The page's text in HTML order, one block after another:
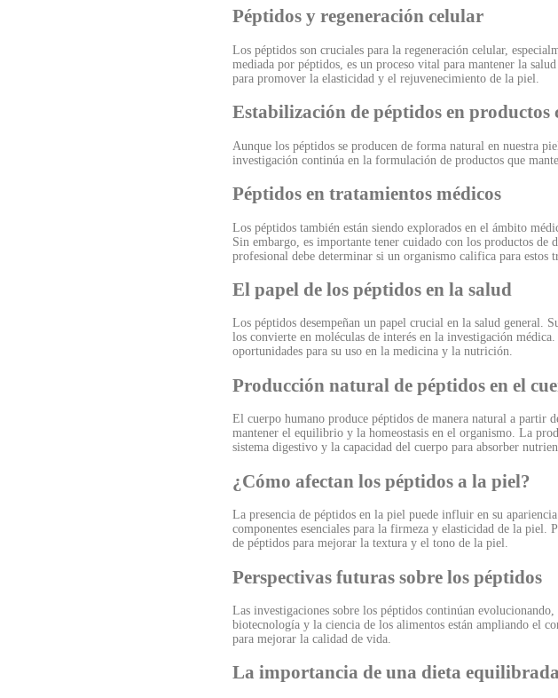
Péptidos y regeneración celular
Los péptidos son cruciales para la regeneración celular,
mediada por péptidos, es un proceso vital para mantener la
para promover la elasticidad y el rejuvenecimiento de la piel.
Estabilización de péptidos en productos
Aunque los péptidos se producen de forma natural en nuestra
investigación continúa en la formulación de productos que
Péptidos en tratamientos médicos
Los péptidos también están siendo explorados en el ámbito
Sin embargo, es importante tener cuidado con los productos de
profesional debe determinar si un organismo califica para estos
El papel de los péptidos en la salud
Los péptidos desempeñan un papel crucial en la salud general.
los convierte en moléculas de interés en la investigación
oportunidades para su uso en la medicina y la nutrición.
Producción natural de péptidos en el
El cuerpo humano produce péptidos de manera natural a partir
mantener el equilibrio y la homeostasis en el organismo. La
sistema digestivo y la capacidad del cuerpo para absorber
¿Cómo afectan los péptidos a la piel?
La presencia de péptidos en la piel puede influir en su
componentes esenciales para la firmeza y elasticidad de la
de péptidos para mejorar la textura y el tono de la piel.
Perspectivas futuras sobre los péptidos
Las investigaciones sobre los péptidos continúan
biotecnología y la ciencia de los alimentos están ampliando el
para mejorar la calidad de vida.
La importancia de una dieta equilibrada